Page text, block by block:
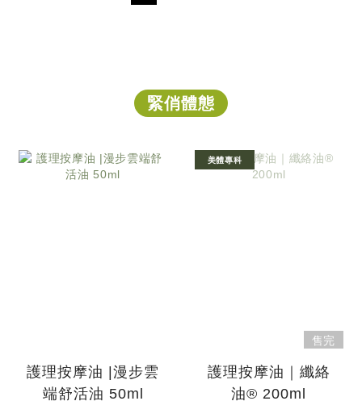
緊俏體態
護理按摩油 |漫步雲
端舒活油 50ml
美體專科
售完
護理按摩油｜纖絡
油® 200ml